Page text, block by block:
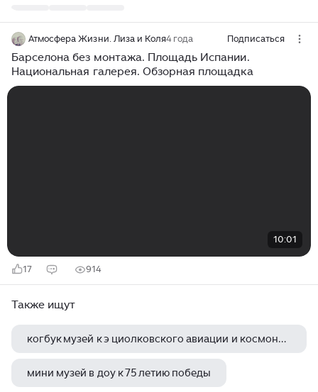
Атмосфера Жизни. Лиза и Коля4 года Подписаться
Барселона без монтажа. Площадь Испании.
Национальная галерея. Обзорная площадка
10:01
17 914
Также ищут
когбук музей к э циолковского авиации и космонавтики
мини музей в доу к 75 летию победы